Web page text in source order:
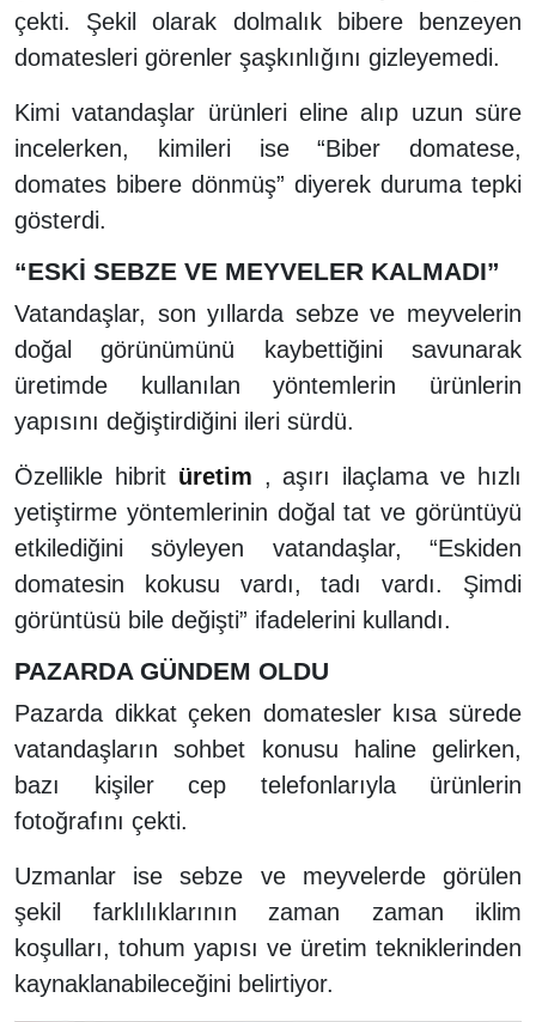
çekti. Şekil olarak dolmalık bibere benzeyen
domatesleri görenler şaşkınlığını gizleyemedi.
Kimi vatandaşlar ürünleri eline alıp uzun süre
incelerken, kimileri ise “Biber domatese,
domates bibere dönmüş” diyerek duruma tepki
gösterdi.
“ESKİ SEBZE VE MEYVELER KALMADI”
Vatandaşlar, son yıllarda sebze ve meyvelerin
doğal görünümünü kaybettiğini savunarak
üretimde kullanılan yöntemlerin ürünlerin
yapısını değiştirdiğini ileri sürdü.
Özellikle hibrit üretim , aşırı ilaçlama ve hızlı
yetiştirme yöntemlerinin doğal tat ve görüntüyü
etkilediğini söyleyen vatandaşlar, “Eskiden
domatesin kokusu vardı, tadı vardı. Şimdi
görüntüsü bile değişti” ifadelerini kullandı.
PAZARDA GÜNDEM OLDU
Pazarda dikkat çeken domatesler kısa sürede
vatandaşların sohbet konusu haline gelirken,
bazı kişiler cep telefonlarıyla ürünlerin
fotoğrafını çekti.
Uzmanlar ise sebze ve meyvelerde görülen
şekil farklılıklarının zaman zaman iklim
koşulları, tohum yapısı ve üretim tekniklerinden
kaynaklanabileceğini belirtiyor.